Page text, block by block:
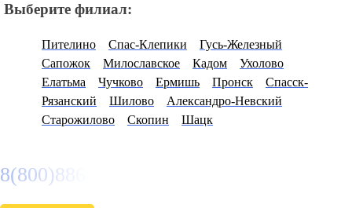
Выберите филиал:
Пителино Спас-Клепики
Гусь-Железный
Сапожок
Милославское Кадом
Ухолово
Елатьма
Чучково Ермишь Пронск
Спасск-
Рязанский
Шилово
Александро-Невский
Старожилово
Скопин Шацк
8(800)886486